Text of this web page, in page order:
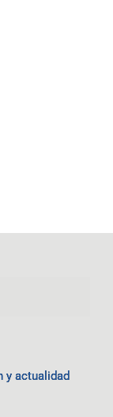
y actualidad